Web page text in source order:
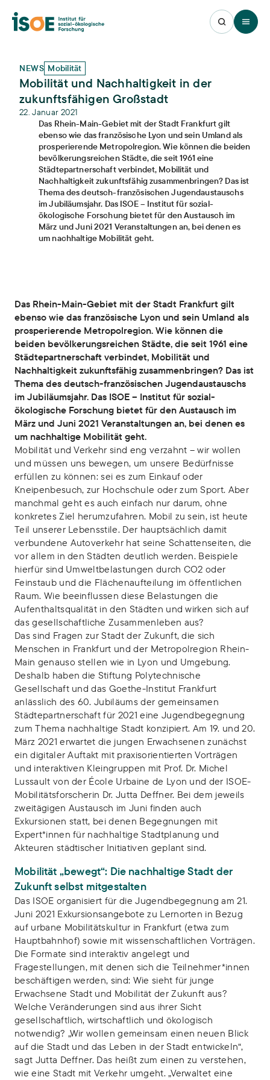
Open
NEWS Mobilität
Mobilität und Nachhaltigkeit in der
zukunftsfähigen Großstadt
22. Januar 2021
Das Rhein-Main-Gebiet mit der Stadt Frankfurt gilt
ebenso wie das französische Lyon und sein Umland als
prosperierende Metropolregion. Wie können die beiden
bevölkerungsreichen Städte, die seit 1961 eine
Städtepartnerschaft verbindet, Mobilität und
Nachhaltigkeit zukunftsfähig zusammenbringen? Das ist
Thema des deutsch-französischen Jugendaustauschs
im Jubiläumsjahr. Das ISOE – Institut für sozial-
ökologische Forschung bietet für den Austausch im
März und Juni 2021 Veranstaltungen an, bei denen es
um nachhaltige Mobilität geht.
Das Rhein-Main-Gebiet mit der Stadt Frankfurt gilt
ebenso wie das französische Lyon und sein Umland als
prosperierende Metropolregion. Wie können die
beiden bevölkerungsreichen Städte, die seit 1961 eine
Städtepartnerschaft verbindet, Mobilität und
Nachhaltigkeit zukunftsfähig zusammenbringen? Das ist
Thema des deutsch-französischen Jugendaustauschs
im Jubiläumsjahr. Das ISOE – Institut für sozial-
ökologische Forschung bietet für den Austausch im
März und Juni 2021 Veranstaltungen an, bei denen es
um nachhaltige Mobilität geht.
Mobilität und Verkehr sind eng verzahnt – wir wollen
und müssen uns bewegen, um unsere Bedürfnisse
erfüllen zu können: sei es zum Einkauf oder
Kneipenbesuch, zur Hochschule oder zum Sport. Aber
manchmal geht es auch einfach nur darum, ohne
konkretes Ziel herumzufahren. Mobil zu sein, ist heute
Teil unserer Lebensstile. Der hauptsächlich damit
verbundene Autoverkehr hat seine Schattenseiten, die
vor allem in den Städten deutlich werden. Beispiele
hierfür sind Umweltbelastungen durch CO2 oder
Feinstaub und die Flächenaufteilung im öffentlichen
Raum. Wie beeinflussen diese Belastungen die
Aufenthaltsqualität in den Städten und wirken sich auf
das gesellschaftliche Zusammenleben aus?
Das sind Fragen zur Stadt der Zukunft, die sich
Menschen in Frankfurt und der Metropolregion Rhein-
Main genauso stellen wie in Lyon und Umgebung.
Deshalb haben die Stiftung Polytechnische
Gesellschaft und das Goethe-Institut Frankfurt
anlässlich des 60. Jubiläums der gemeinsamen
Städtepartnerschaft für 2021 eine Jugendbegegnung
zum Thema nachhaltige Stadt konzipiert. Am 19. und 20.
März 2021 erwartet die jungen Erwachsenen zunächst
ein digitaler Auftakt mit praxisorientierten Vorträgen
und interaktiven Kleingruppen mit Prof. Dr. Michel
Lussault von der École Urbaine de Lyon und der ISOE-
Mobilitätsforscherin Dr. Jutta Deffner. Bei dem jeweils
zweitägigen Austausch im Juni finden auch
Exkursionen statt, bei denen Begegnungen mit
Expert*innen für nachhaltige Stadtplanung und
Akteuren städtischer Initiativen geplant sind.
Mobilität „bewegt“: Die nachhaltige Stadt der
Zukunft selbst mitgestalten
Das ISOE organisiert für die Jugendbegegnung am 21.
Juni 2021 Exkursionsangebote zu Lernorten in Bezug
auf urbane Mobilitätskultur in Frankfurt (etwa zum
Hauptbahnhof) sowie mit wissenschaftlichen Vorträgen.
Die Formate sind interaktiv angelegt und
Fragestellungen, mit denen sich die Teilnehmer*innen
beschäftigen werden, sind: Wie sieht für junge
Erwachsene Stadt und Mobilität der Zukunft aus?
Welche Veränderungen sind aus ihrer Sicht
gesellschaftlich, wirtschaftlich und ökologisch
notwendig? „Wir wollen gemeinsam einen neuen Blick
auf die Stadt und das Leben in der Stadt entwickeln“,
sagt Jutta Deffner. Das heißt zum einen zu verstehen,
wie eine Stadt mit Verkehr umgeht. „Verwaltet eine